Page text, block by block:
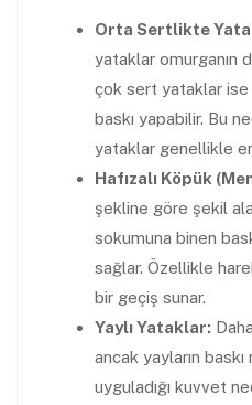
Orta Sertlikte
yataklar omurganın
çok sert yataklar ise
baskı yapabilir. Bu
yataklar genellikle
Hafızalı Köpük
şekline göre şekil
sokumuna binen
sağlar. Özellikle
bir geçiş sunar.
Yaylı Yataklar:
ancak yayların
uyguladığı kuvvet